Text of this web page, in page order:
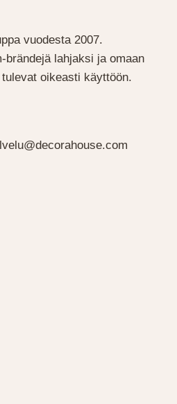
vuodesta 2007.
brändejä lahjaksi ja omaan
oikeasti käyttöön.